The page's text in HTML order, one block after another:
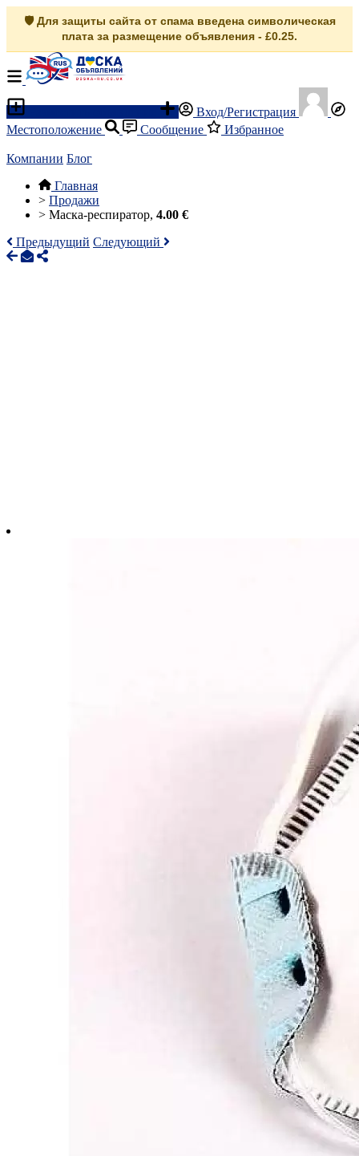
🛡️ Для защиты сайта от спама введена символическая
плата за размещение объявления - £0.25.
Вход/Регистрация
Местоположение
Сообщение Избранное
Компании Блог
Главная
> Продажи
> Маска-респиратор, 4.00 €
Предыдущий Следующий